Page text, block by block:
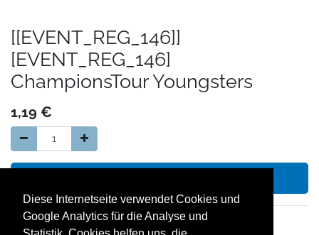
Diese Internetseite verwendet Cookies und
Google Analytics für die Analyse und
[[EVENT_REG_146]]
[EVENT_REG_146]
ChampionsTour Youngsters
1,19 €
14 Tage Geld zurück Garantie